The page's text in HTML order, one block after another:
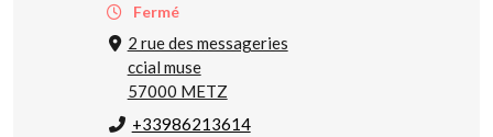
Fermé
2 rue des messageries
ccial muse
57000 METZ
+33986213614